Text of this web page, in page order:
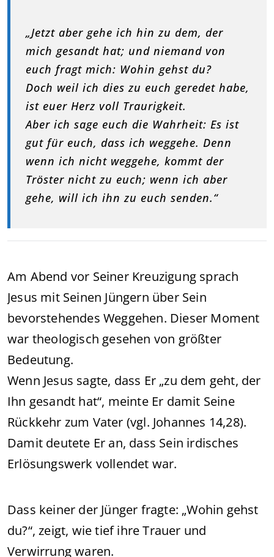
„Jetzt aber gehe ich hin zu dem, der
mich gesandt hat; und niemand von
euch fragt mich: Wohin gehst du?
Doch weil ich dies zu euch geredet habe,
ist euer Herz voll Traurigkeit.
Aber ich sage euch die Wahrheit: Es ist
gut für euch, dass ich weggehe. Denn
wenn ich nicht weggehe, kommt der
Tröster nicht zu euch; wenn ich aber
gehe, will ich ihn zu euch senden.“
Am Abend vor Seiner Kreuzigung sprach
Jesus mit Seinen Jüngern über Sein
bevorstehendes Weggehen. Dieser Moment
war theologisch gesehen von größter
Bedeutung.
Wenn Jesus sagte, dass Er „zu dem geht, der
Ihn gesandt hat“, meinte Er damit Seine
Rückkehr zum Vater (vgl. Johannes 14,28).
Damit deutete Er an, dass Sein irdisches
Erlösungswerk vollendet war.
Dass keiner der Jünger fragte: „Wohin gehst
du?“, zeigt, wie tief ihre Trauer und
Verwirrung waren.